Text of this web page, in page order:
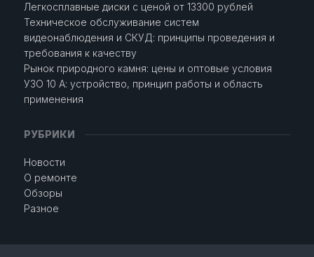
Легкосплавные диски с ценой от 13300 рублей
Техническое обслуживание систем
видеонаблюдения и СКУД: принципы проведения и
требования к качеству
Рынок природного камня: цены и оптовые условия
УЗО 10 А: устройство, принцип работы и область
применения
РУБРИКИ
Новости
О ремонте
Обзоры
Разное